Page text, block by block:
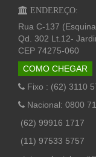
ENDEREÇO:
Rua C-137
Qd. 302 Lt.12-
CEP 74275-060
COMO CHEGAR
Fixo : (62) 3110
Nacional: 0800
(62) 99916 1717
(11) 97533 5757